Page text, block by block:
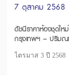
7 ตุลาคม 2568
ดัชนีราคาห้องชุดให
กรุงเทพฯ – ปริม
ไตรมาส 3 ปี 2568